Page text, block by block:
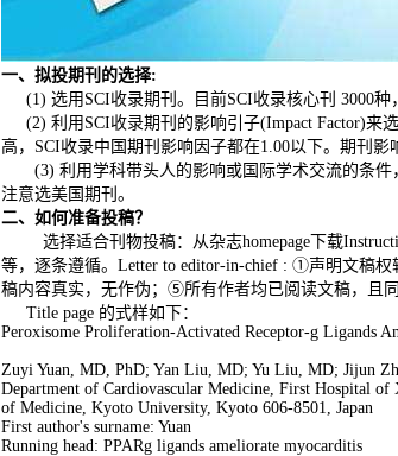
一、拟投期刊的选择:
(1) 选用SCI收录期刊。目前SCI收录核心刊 3000
(2) 利用SCI收录期刊的影响引子(Impact Factor)
高，SCI收录中国期刊影响因子都在1.00以下。期刊
(3) 利用学科带头人的影响或国际学术交流的条
注意选美国期刊。
二、如何准备投稿？
选择适合刊物投稿：从杂志homepage下载
等，逐条遵循。Letter to editor-in-chief : ①声明文稿
稿内容真实，无作伪；⑤所有作者均已阅读文稿，且
Title page 的式样如下：
Peroxisome Proliferation-Activated Receptor-g Ligands
Zuyi Yuan, MD, PhD; Yan Liu, MD; Yu Liu, MD; Jijun
Department of Cardiovascular Medicine, First Hospital
of Medicine, Kyoto University, Kyoto 606-8501, Japan
First author's surname: Yuan
Running head: PPARg ligands ameliorate myocarditis